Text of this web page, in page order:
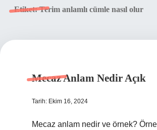
Politikası
Etiket:Terim anlamlı cümle nasıl olur
Mecaz Anlam Nedir Açık
Tarih: Ekim 16, 2024
Mecaz anlam nedir ve örnek?